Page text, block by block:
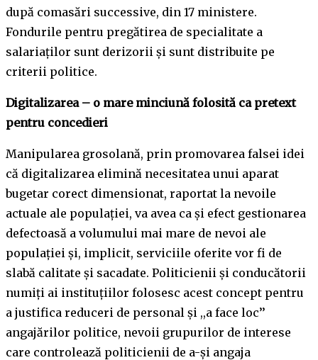
după comasări successive, din 17 ministere.
Fondurile pentru pregătirea de specialitate a
salariaţilor sunt derizorii şi sunt distribuite pe
criterii politice.
Digitalizarea – o mare minciună folosită ca pretext
pentru concedieri
Manipularea grosolană, prin promovarea falsei idei
că digitalizarea elimină necesitatea unui aparat
bugetar corect dimensionat, raportat la nevoile
actuale ale populaţiei, va avea ca şi efect gestionarea
defectoasă a volumului mai mare de nevoi ale
populaţiei și, implicit, serviciile oferite vor fi de
slabă calitate şi sacadate. Politicienii şi conducătorii
numiţi ai instituţiilor folosesc acest concept pentru
a justifica reduceri de personal și ,,a face loc’’
angajărilor politice, nevoii grupurilor de interese
care controlează politicienii de a-şi angaja